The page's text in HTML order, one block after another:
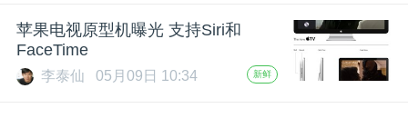
苹果电视原型机曝光 支持Siri和
FaceTime
李泰仙 05月09日 10:34 新鲜